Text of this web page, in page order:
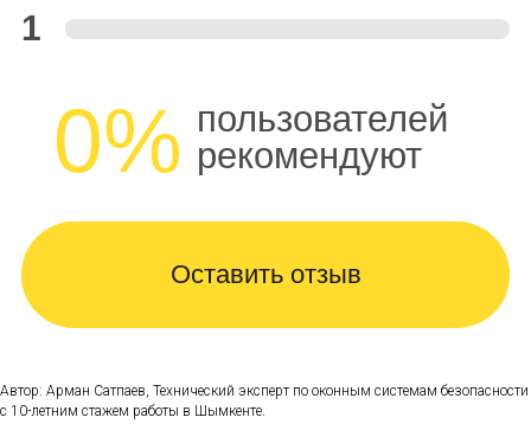
1
0% пользователей
рекомендуют
Оставить отзыв
Автор: Арман Сатпаев, Технический эксперт по оконным системам безопасности
с 10-летним стажем работы в Шымкенте.